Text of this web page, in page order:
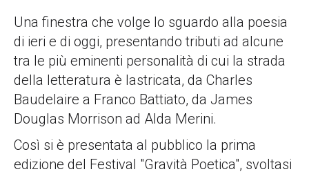
Una finestra che volge lo sguardo alla poesia
di ieri e di oggi, presentando tributi ad alcune
tra le più eminenti personalità di cui la strada
della letteratura è lastricata, da Charles
Baudelaire a Franco Battiato, da James
Douglas Morrison ad Alda Merini.
Così si è presentata al pubblico la prima
edizione del Festival "Gravità Poetica", svoltasi